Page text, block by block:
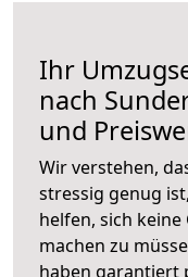
Ihr
nach
und
Wir verstehen,
stressig genug
helfen, sich
machen zu
haben garantiert